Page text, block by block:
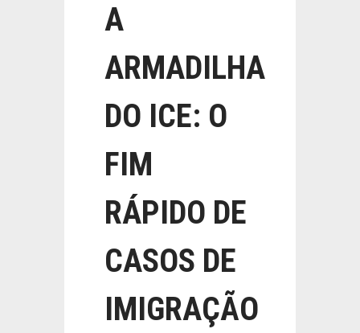
A
ARMADILHA
DO ICE: O
FIM
RÁPIDO DE
CASOS DE
IMIGRAÇÃO